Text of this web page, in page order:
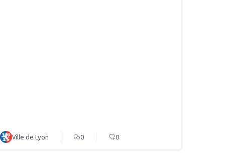
Ville de Lyon 0 0